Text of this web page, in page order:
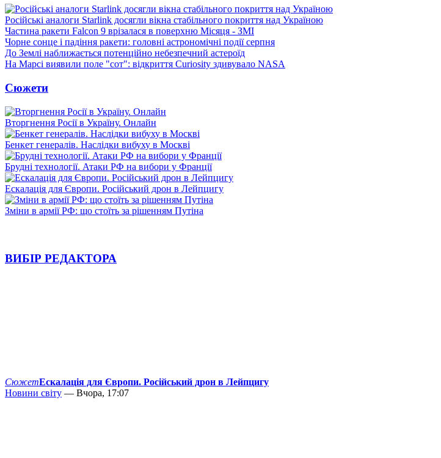
Російські аналоги Starlink досягли вікна стабільного покриття над Україною
Частина ракети Falcon 9 врізалася в поверхню Місяця - ЗМІ
Чорне сонце і падіння ракети: головні астрономічні події серпня
До Землі наближається потенційно небезпечний астероїд
На Марсі виявили поле "сот": відкриття Curiosity здивувало NASA
Сюжети
Вторгнення Росії в Україну. Онлайн
Бенкет генералів. Наслідки вибуху в Москві
Брудні технології. Атаки РФ на вибори у Франції
Ескалація для Європи. Російський дрон в Лейпцигу
Зміни в армії РФ: що стоїть за рішенням Путіна
ВИБІР РЕДАКТОРА
СюжетЕскалація для Європи. Російський дрон в Лейпцигу
Новини світу — Вчора, 17:07